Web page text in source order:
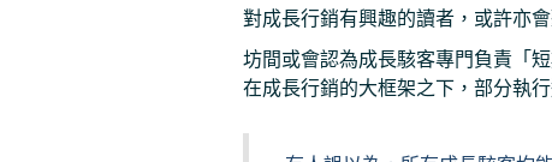
對成長行銷有興趣的讀者，或許亦
坊間或會認為成長駭客專門負責「
在成長行銷的大框架之下，部分執